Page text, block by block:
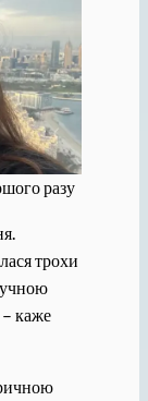
разу
трохи
каже